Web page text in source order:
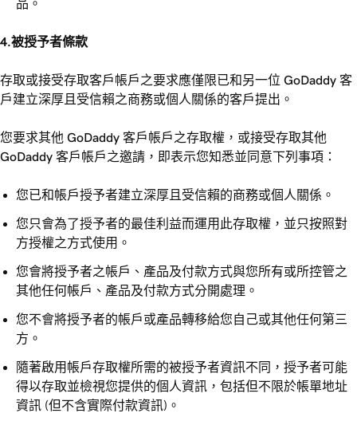
品。
4.被授予者條款
存取或接受存取客戶帳戶之要求應僅限已和另一位 GoDaddy 客
戶建立深厚且受信賴之商務或個人關係的客戶提出。
您要求其他 GoDaddy 客戶帳戶之存取權，或接受存取其他
GoDaddy 客戶帳戶之邀請，即表示您知悉並同意下列事項：
您已和帳戶授予者建立深厚且受信賴的商務或個人關係。
您只會為了授予者的最佳利益而運用此存取權，並只按照對
方授權之方式使用。
您會將授予者之帳戶、產品及付款方式與您所有或所控管之
其他任何帳戶、產品及付款方式分開處理。
您不會將授予者的帳戶或產品轉移給您自己或其他任何第三
方。
隨著啟用帳戶存取權所需的被授予者資訊不同，授予者可能
得以存取並檢視您提供的個人資訊，包括但不限於帳單地址
資訊 (但不含實際付款資訊)。